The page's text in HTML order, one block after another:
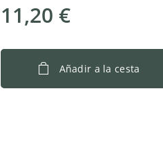
11,20 €
Añadir a la cesta